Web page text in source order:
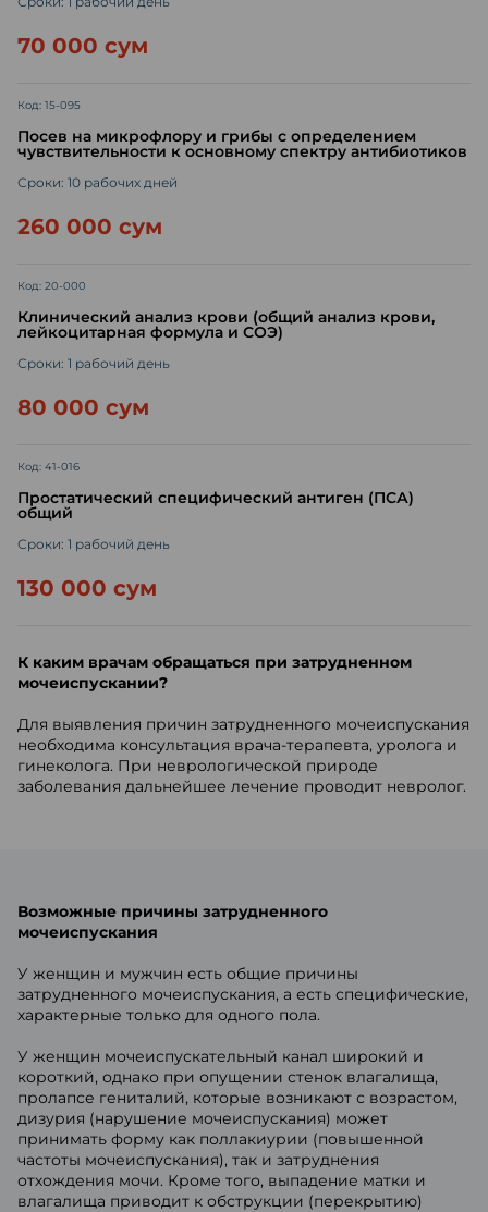
70 000 сум
Код: 15-095
Посев на микрофлору и грибы с определением
чувствительности к основному спектру антибиотиков
Сроки: 10 рабочих дней
260 000 сум
Код: 20-000
Клинический анализ крови (общий анализ крови,
лейкоцитарная формула и СОЭ)
Сроки: 1 рабочий день
80 000 сум
Код: 41-016
Простатический специфический антиген (ПСА)
общий
Сроки: 1 рабочий день
130 000 сум
К каким врачам обращаться при затрудненном
мочеиспускании?
Для выявления причин затрудненного мочеиспускания
необходима консультация врача-терапевта, уролога и
гинеколога. При неврологической природе
заболевания дальнейшее лечение проводит невролог.
Возможные причины затрудненного
мочеиспускания
У женщин и мужчин есть общие причины
затрудненного мочеиспускания, а есть специфические,
характерные только для одного пола.
У женщин мочеиспускательный канал широкий и
короткий, однако при опущении стенок влагалища,
пролапсе гениталий, которые возникают с возрастом,
дизурия (нарушение мочеиспускания) может
принимать форму как поллакиурии (повышенной
частоты мочеиспускания), так и затруднения
отхождения мочи. Кроме того, выпадение матки и
влагалища приводит к обструкции (перекрытию)